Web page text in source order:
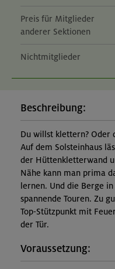
Preis für Mitglieder
anderer Sektionen
Nichtmitglieder
Beschreibung:
Du willst klettern? Oder
Auf dem Solsteinhaus
der Hüttenkletterwand
Nähe kann man prima
lernen. Und die Berge
spannende Touren. Zu
Top-Stützpunkt mit
der Tür.
Voraussetzung: